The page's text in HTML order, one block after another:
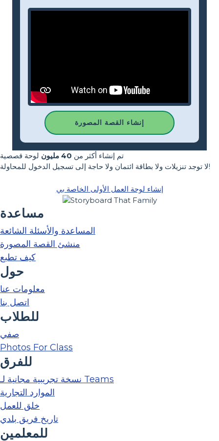
إنشاء القصة المصورة
تم إنشاء أكثر من 40 مليون
لوحة قصصية
لا توجد تنزيلات ولا بطاقة ائتمان ولا حاجة إلى تسجيل الدخول للمحاولة!
إنشاء لوحة العمل الأولى الخاصة بي
مساعدة
المساعدة والأسئلة الشائعة
منشئ القصة المصورة
كيف تطبع
حول
معلومات عنا
اتصل بنا
للطلاب
صفي
Photos For Class
للفرق
نسخة تجريبية مجانية لـ Teams
الموارد التجارية
خلق للعمل
تاريخ فريق بلدي
للمعلمين